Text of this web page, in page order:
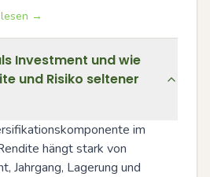
→
Investment und wie
und Risiko seltener
im
hängt stark von
Jahrgang, Lagerung und